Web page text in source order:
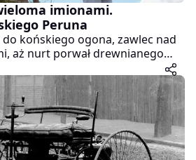
imionami.
Peruna
do końskiego ogona, zawlec nad
aż nurt porwał drewnianego
Włodzimierz rozprawił się z
któremu jeszcze niedawno
wziął się ten bóg, dlaczego
słowo oznaczające
go z hetycką skałą oraz
historia najbardziej
dawnych Słowian.